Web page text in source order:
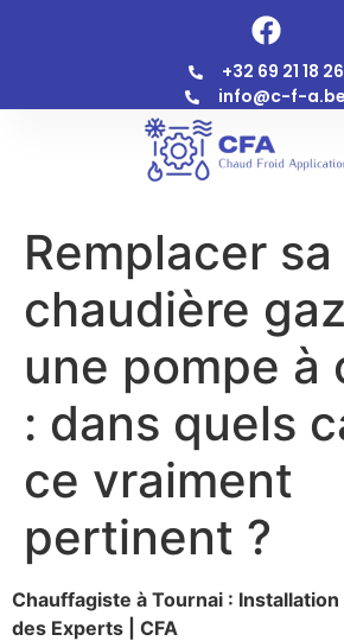
+32 69 21 18 26
info@c-f-a.be
Remplacer sa
chaudière
une pompe à
: dans quels
ce vraiment
pertinent ?
Chauffagiste à Tournai :
des Experts | CFA